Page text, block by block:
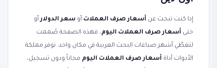
إذا كنت تبحث عن أسعار صرف العملات أو سعر الدولارأو
حتى أسعار صرف العملات اليوم، فهذه الصفحة صُممت
لتغطّي أشهر صياغات البحث العربية في مكان واحد. توفر مملكة
الأدوات أداة أسعار صرف العملات اليوم مجاناً ودون تسجيل،